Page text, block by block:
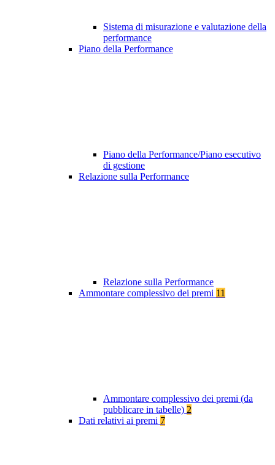
Sistema di misurazione e valutazione della
performance
Piano della Performance
Piano della Performance/Piano esecutivo
di gestione
Relazione sulla Performance
Relazione sulla Performance
Ammontare complessivo dei premi 11
Ammontare complessivo dei premi (da
pubblicare in tabelle) 2
Dati relativi ai premi 7